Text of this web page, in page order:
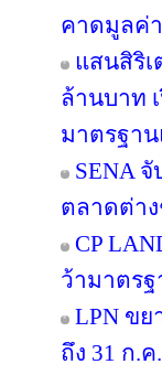
คาดมูลค่
แสนสิริ
ล้านบาท
มาตรฐาน
SENA จั
ตลาดต่า
CP
ว้ามาตร
LPN ข
ถึง 31 ก.ค